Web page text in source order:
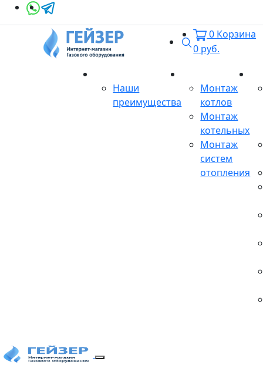
Поиск
0 Корзина
0 руб.
Наши
преимущества
Монтаж
котлов
Монтаж
котельных
Монтаж
систем
отопления